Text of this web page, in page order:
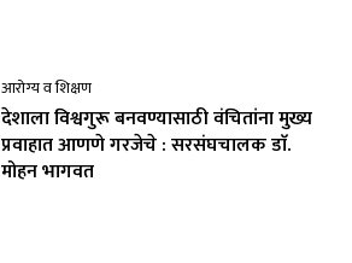
आरोग्य व शिक्षण
देशाला विश्वगुरू बनवण्यासाठी वंचितांना मुख्य
प्रवाहात आणणे गरजेचे : सरसंघचालक डाॅ.
मोहन भागवत